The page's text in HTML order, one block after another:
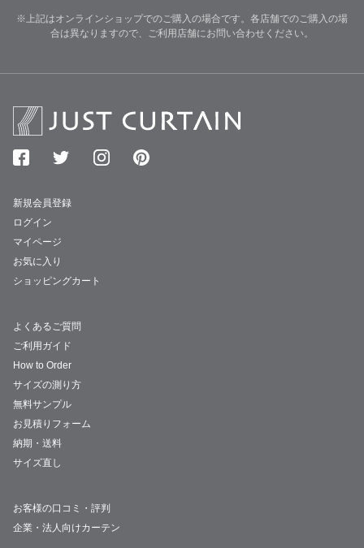
※上記はオンラインショップでのご購入の場合です。各店舗でのご購入の場
合は異なりますので、ご利用店舗にお問い合わせください。
新規会員登録
ログイン
マイページ
お気に入り
ショッピングカート
よくあるご質問
ご利用ガイド
How to Order
サイズの測り方
無料サンプル
お見積りフォーム
納期・送料
サイズ直し
お客様の口コミ・評判
企業・法人向けカーテン